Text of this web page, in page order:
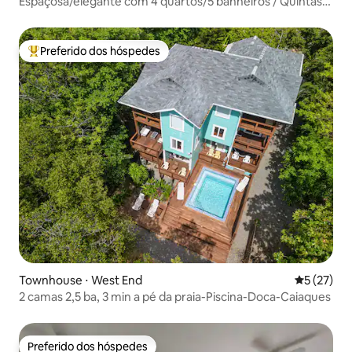
Entre os melhores preferidos dos hóspedes
Preferido dos hóspedes
Townhouse ⋅ West End 5 de uma
5 (27)
2 camas 2,5 ba, 3 min a pé da praia-Piscina-Doca-Caiaques
Preferido dos hóspedes